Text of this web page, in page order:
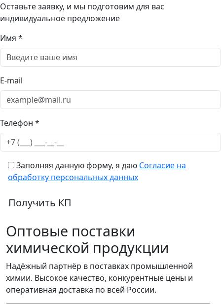
Оставьте заявку, и мы подготовим для вас
индивидуальное предложение
Имя *
E-mail
Телефон *
Заполняя данную форму, я даю Согласие на
обработку персональных данных
Оптовые поставки
химической продукции
Надёжный партнёр в поставках промышленной
химии. Высокое качество, конкурентные цены и
оперативная доставка по всей России.